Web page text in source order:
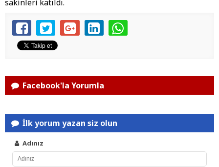
sakinleri katıldı.
Facebook'la Yorumla
İlk yorum yazan siz olun
Adınız